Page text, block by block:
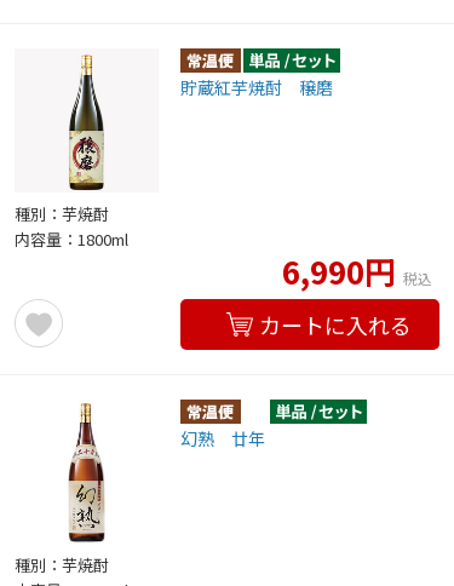
貯蔵紅芋焼酎 穣磨
種別：芋焼酎
内容量：1800ml
6,990円 税込
カートに入れる
幻熟 廿年
種別：芋焼酎